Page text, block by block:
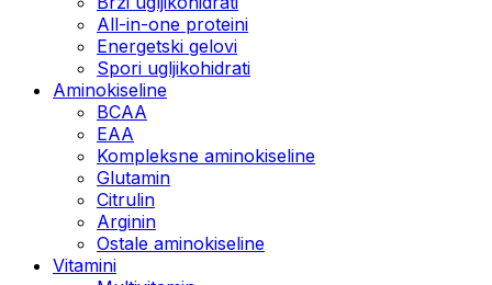
All-in-one proteini
Energetski gelovi
Spori ugljikohidrati
Aminokiseline
BCAA
EAA
Kompleksne aminokiseline
Glutamin
Citrulin
Arginin
Ostale aminokiseline
Vitamini